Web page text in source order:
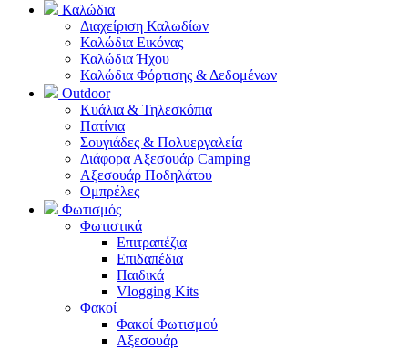
Καλώδια
Διαχείριση Καλωδίων
Καλώδια Εικόνας
Καλώδια Ήχου
Καλώδια Φόρτισης & Δεδομένων
Outdoor
Κυάλια & Τηλεσκόπια
Πατίνια
Σουγιάδες & Πολυεργαλεία
Διάφορα Αξεσουάρ Camping
Αξεσουάρ Ποδηλάτου
Ομπρέλες
Φωτισμός
Φωτιστικά
Επιτραπέζια
Επιδαπέδια
Παιδικά
Vlogging Kits
Φακοί
Φακοί Φωτισμού
Αξεσουάρ